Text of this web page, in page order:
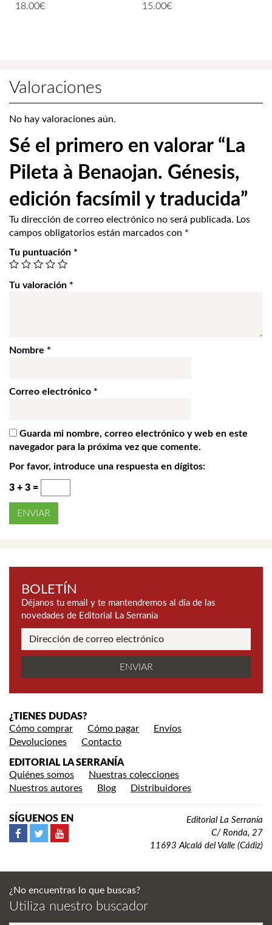
18.00€ 15.00€
Valoraciones
No hay valoraciones aún.
Sé el primero en valorar “La
Pileta à Benaojan. Génesis,
edición facsímil y traducida”
Tu dirección de correo electrónico no será publicada. Los
campos obligatorios están marcados con *
Tu puntuación *
Tu valoración *
Nombre *
Correo electrónico *
Guarda mi nombre, correo electrónico y web en este
navegador para la próxima vez que comente.
Por favor, introduce una respuesta en dígitos:
3 + 3 =
BOLETÍN
Déjanos tu email y te mantendremos al día de las
novedades de Editorial La Serranía
¿TIENES DUDAS?
Cómo comprar
Cómo pagar
Envíos
Devoluciones
Contacto
EDITORIAL LA SERRANÍA
Quiénes somos
Nuestras colecciones
Nuestros autores
Blog Distribuidores
SÍGUENOS EN
Editorial La Serranía
C/ Ronda, 27
11693 Alcalá del Valle (Cádiz)
¿No encuentras lo que buscas?
Utiliza nuestro buscador